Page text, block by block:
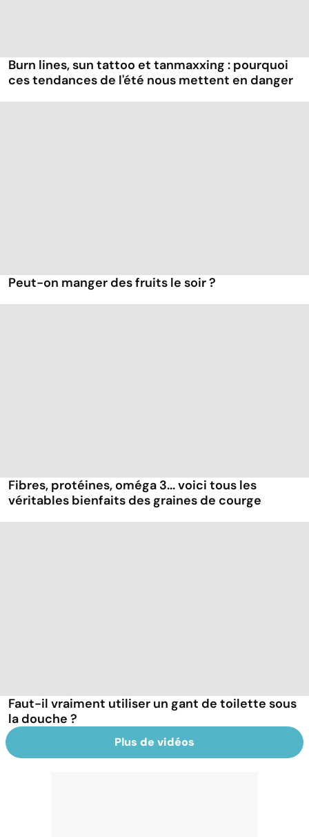
Burn lines, sun tattoo et tanmaxxing : pourquoi
ces tendances de l'été nous mettent en danger
Peut-on manger des fruits le soir ?
Fibres, protéines, oméga 3... voici tous les
véritables bienfaits des graines de courge
Faut-il vraiment utiliser un gant de toilette sous
la douche ?
Plus de vidéos